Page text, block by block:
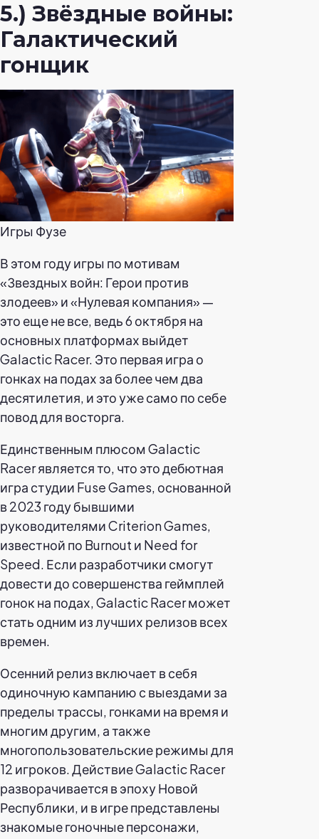
5.) Звёздные войны:
Галактический
гонщик
Игры Фузе
В этом году игры по мотивам
«Звездных войн: Герои против
злодеев» и «Нулевая компания» —
это еще не все, ведь 6 октября на
основных платформах выйдет
Galactic Racer. Это первая игра о
гонках на подах за более чем два
десятилетия, и это уже само по себе
повод для восторга.
Единственным плюсом Galactic
Racer является то, что это дебютная
игра студии Fuse Games, основанной
в 2023 году бывшими
руководителями Criterion Games,
известной по Burnout и Need for
Speed. Если разработчики смогут
довести до совершенства геймплей
гонок на подах, Galactic Racer может
стать одним из лучших релизов всех
времен.
Осенний релиз включает в себя
одиночную кампанию с выездами за
пределы трассы, гонками на время и
многим другим, а также
многопользовательские режимы для
12 игроков. Действие Galactic Racer
разворачивается в эпоху Новой
Республики, и в игре представлены
знакомые гоночные персонажи,